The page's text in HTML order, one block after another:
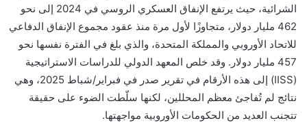
الشرائية، حيث يرتفع الإنفاق العسكري الروسي في 2024 إلى نحو
462 مليار دولار، متجاوزًا لأول مرة منذ عقود مجموع الإنفاق الدفاعي
للاتحاد الأوروبي والمملكة المتحدة، والذي بلغ في الفترة نفسها نحو
457 مليار دولار. وقد خلص المعهد الدولي للدراسات الاستراتيجية
(IISS) إلى هذه الأرقام في تقرير صدر في فبراير/شباط 2025، وهي
نتائج لم تُفاجئ معظم المحللين، لكنها سلّطت الضوء على حقيقة
تتجنب العديد من الحكومات الأوروبية مواجهتها.